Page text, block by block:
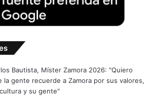
Bautista, Míster Zamora 2026: "Quiero
la gente recuerde a Zamora por sus valores,
y su gente"